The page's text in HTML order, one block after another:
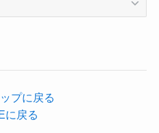
プに戻る
に戻る